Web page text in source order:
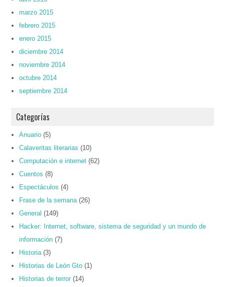
marzo 2015
febrero 2015
enero 2015
diciembre 2014
noviembre 2014
octubre 2014
septiembre 2014
Categorías
Anuario (5)
Calaveritas literarias (10)
Computación e internet (62)
Cuentos (8)
Espectáculos (4)
Frase de la semana (26)
General (149)
Hacker: Internet, software, sistema de seguridad y un mundo de
información (7)
Historia (3)
Historias de León Gto (1)
Historias de terror (14)